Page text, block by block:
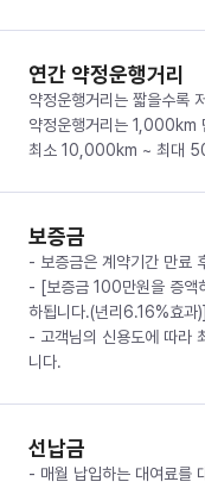
연간 약정운행거리
약정운행거리는 짧을수록
약정운행거리는 1,000km
최소 10,000km ~ 최대
보증금
- 보증금은 계약기간 만료
- [보증금 100만원을 증액
하됩니다.(년리6.16%효과)]
- 고객님의 신용도에 따라
니다.
선납금
- 매월 납입하는 대여료를